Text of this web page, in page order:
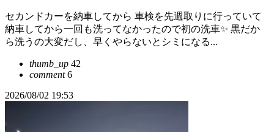
セカンドカーを納車してから 車検を先週取りに行っていて
納車してから一回も洗ってなかったので初の洗車✨️ 黒だか
ら洗うの大変だし、早くやらないとシミになる...
thumb_up 42
comment6
2026/08/02 19:53